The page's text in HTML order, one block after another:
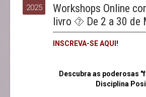
2025
Workshops Online
livro ⯑ De 2 a 30 de
INSCREVA-SE AQUI!
Descubra as poderosas
Disciplina